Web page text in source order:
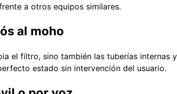
a otros equipos similares.
al moho
el filtro, sino también las tuberías internas
estado sin intervención del usuario.